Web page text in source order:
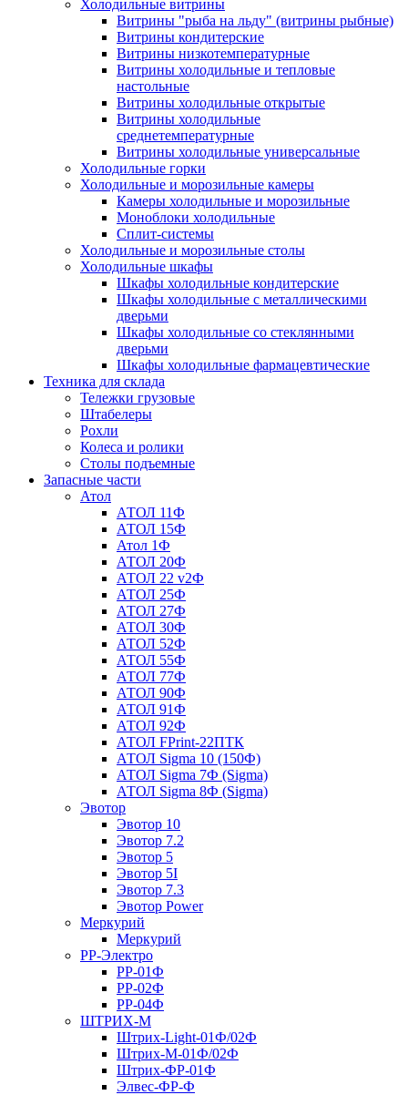
Холодильные витрины
Витрины "рыба на льду" (витрины рыбные)
Витрины кондитерские
Витрины низкотемпературные
Витрины холодильные и тепловые
настольные
Витрины холодильные открытые
Витрины холодильные
среднетемпературные
Витрины холодильные универсальные
Холодильные горки
Холодильные и морозильные камеры
Камеры холодильные и морозильные
Моноблоки холодильные
Сплит-системы
Холодильные и морозильные столы
Холодильные шкафы
Шкафы холодильные кондитерские
Шкафы холодильные с металлическими
дверьми
Шкафы холодильные со стеклянными
дверьми
Шкафы холодильные фармацевтические
Техника для склада
Тележки грузовые
Штабелеры
Рохли
Колеса и ролики
Столы подъемные
Запасные части
Атол
АТОЛ 11Ф
АТОЛ 15Ф
Атол 1Ф
АТОЛ 20Ф
АТОЛ 22 v2Ф
АТОЛ 25Ф
АТОЛ 27Ф
АТОЛ 30Ф
АТОЛ 52Ф
АТОЛ 55Ф
АТОЛ 77Ф
АТОЛ 90Ф
АТОЛ 91Ф
АТОЛ 92Ф
АТОЛ FPrint-22ПТК
АТОЛ Sigma 10 (150Ф)
АТОЛ Sigma 7Ф (Sigma)
АТОЛ Sigma 8Ф (Sigma)
Эвотор
Эвотор 10
Эвотор 7.2
Эвотор 5
Эвотор 5I
Эвотор 7.3
Эвотор Power
Меркурий
Меркурий
РР-Электро
РР-01Ф
РР-02Ф
РР-04Ф
ШТРИХ-М
Штрих-Light-01Ф/02Ф
Штрих-М-01Ф/02Ф
Штрих-ФР-01Ф
Элвес-ФР-Ф